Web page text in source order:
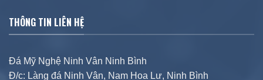
THÔNG TIN LIÊN HỆ
Đá Mỹ Nghệ Ninh Vân Ninh Bình
Đ/c: Làng đá Ninh Vân, Nam Hoa Lư, Ninh Bình